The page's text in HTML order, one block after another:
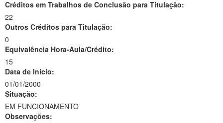
Créditos em Trabalhos de Conclusão para Titulação:
22
Outros Créditos para Titulação:
0
Equivalência Hora-Aula/Crédito:
15
Data de Início:
01/01/2000
Situação:
EM FUNCIONAMENTO
Observações: